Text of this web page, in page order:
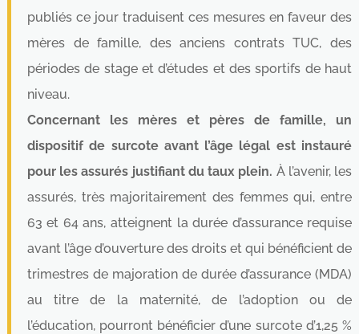
publiés ce jour traduisent ces mesures en faveur des
mères de famille, des anciens contrats TUC, des
périodes de stage et d’études et des sportifs de haut
niveau.
Concernant les mères et pères de famille, un
dispositif de surcote avant l’âge légal est instauré
pour les assurés justifiant du taux plein. À l’avenir, les
assurés, très majoritairement des femmes qui, entre
63 et 64 ans, atteignent la durée d’assurance requise
avant l’âge d’ouverture des droits et qui bénéficient de
trimestres de majoration de durée d’assurance (MDA)
au titre de la maternité, de l’adoption ou de
l’éducation, pourront bénéficier d’une surcote d’1,25 %